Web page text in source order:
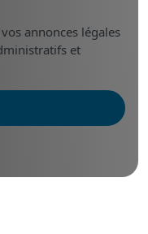
annonces légales
et